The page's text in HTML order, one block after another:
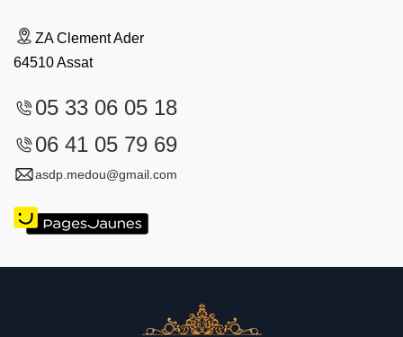
ZA Clement Ader
64510 Assat
05 33 06 05 18
06 41 05 79 69
asdp.medou@gmail.com